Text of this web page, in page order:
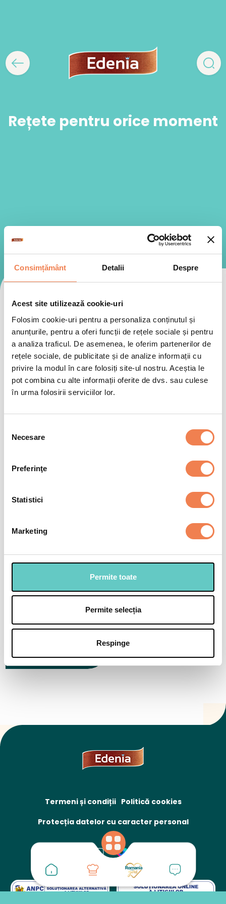
Consimțământ Detalii Despre
Acest site utilizează cookie-uri
Folosim cookie-uri pentru a personaliza conținutul și
anunțurile, pentru a oferi funcții de rețele sociale și pentru
a analiza traficul. De asemenea, le oferim partenerilor de
rețele sociale, de publicitate și de analize informații cu
privire la modul în care folosiți site-ul nostru. Aceștia le
pot combina cu alte informații oferite de dvs. sau culese
în urma folosirii serviciilor lor.
consimțământului
Necesare
Preferinţe
Statistici
Marketing
Permite toate
Permite selecția
Respinge
Rețete pentru orice moment
Schimbați categoria
Rapide Vegetariene
Selectează
Alegeți subcategoria
Selectează
tropicale
Termeni și condiții Politică cookies
Protecția datelor cu caracter personal